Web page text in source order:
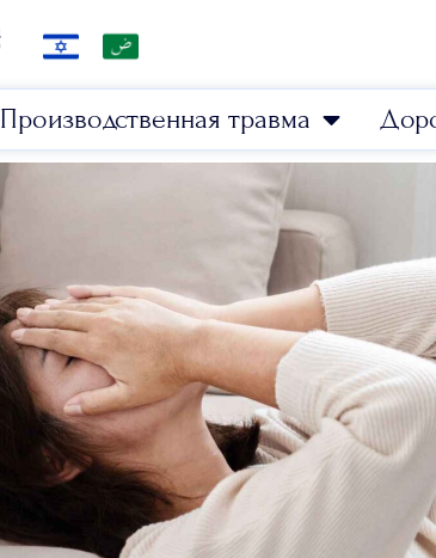
Производственная травма